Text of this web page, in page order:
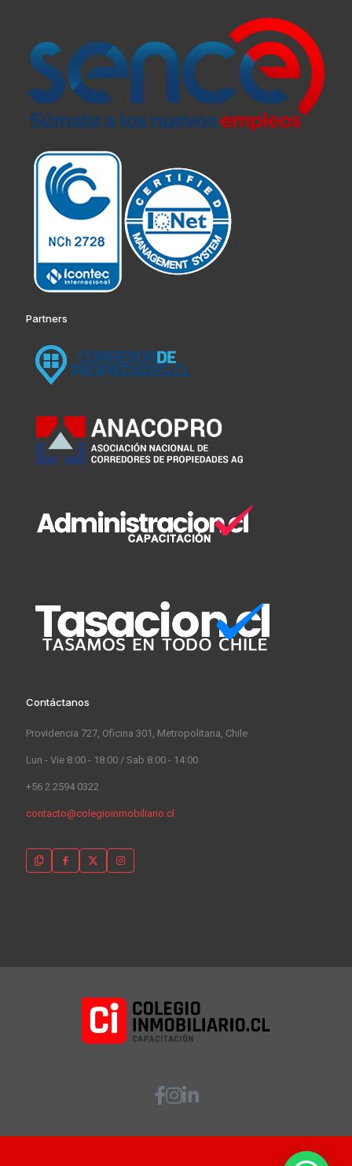
Partners
Contáctanos
Providencia 727, Oficina 301, Metropolitana, Chile
Lun - Vie 8:00 - 18:00 / Sab 8:00 - 14:00
+56 2 2594 0322
contacto@colegioinmobiliario.cl